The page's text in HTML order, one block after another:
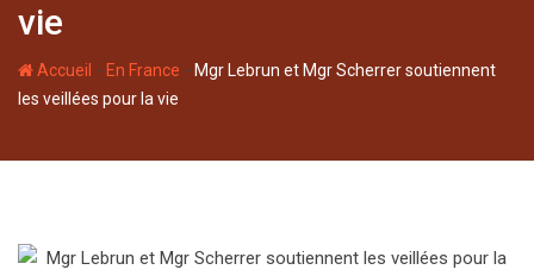
vie
Accueil - En France - Mgr Lebrun et Mgr Scherrer soutiennent
les veillées pour la vie